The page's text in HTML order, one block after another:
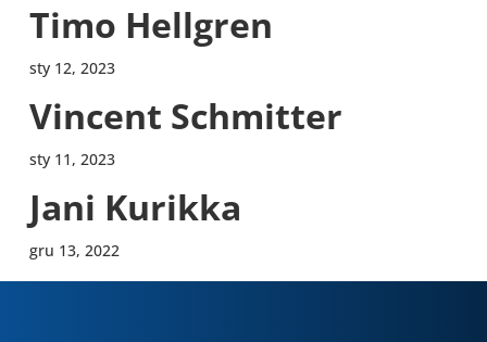
Timo Hel­l­gren
sty 12, 2023
Vincent Schmit­ter
sty 11, 2023
Jani Kurikka
gru 13, 2022